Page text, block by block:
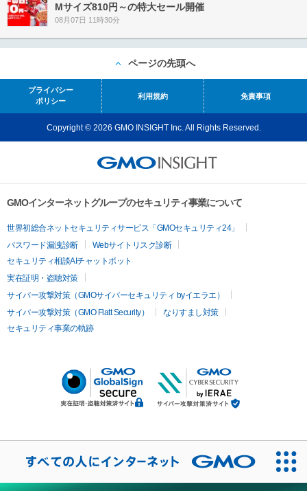
Mサイズ810円～の特大セール開催
08月07日 11時30分
ページの先頭へ
プライバシー
ポリシー
利用規約 免責事項
Copyright © 2026 GMO INSIGHT Inc. All Rights Reserved.
GMOインターネットグループのセキュリティ事業について
世界初総合ネットセキュリティサービス「GMOセキュリティ24」
パスワード漏洩診断
Webサイトリスク診断
セキュリティ相談AIチャットボット
実在証明・盗聴対策
サイバー攻撃対策（GMOサイバーセキュリティ byイエラエ）
サイバー攻撃対策（GMO Flatt Security）
なりすまし対策
セキュリティ事業の軌跡